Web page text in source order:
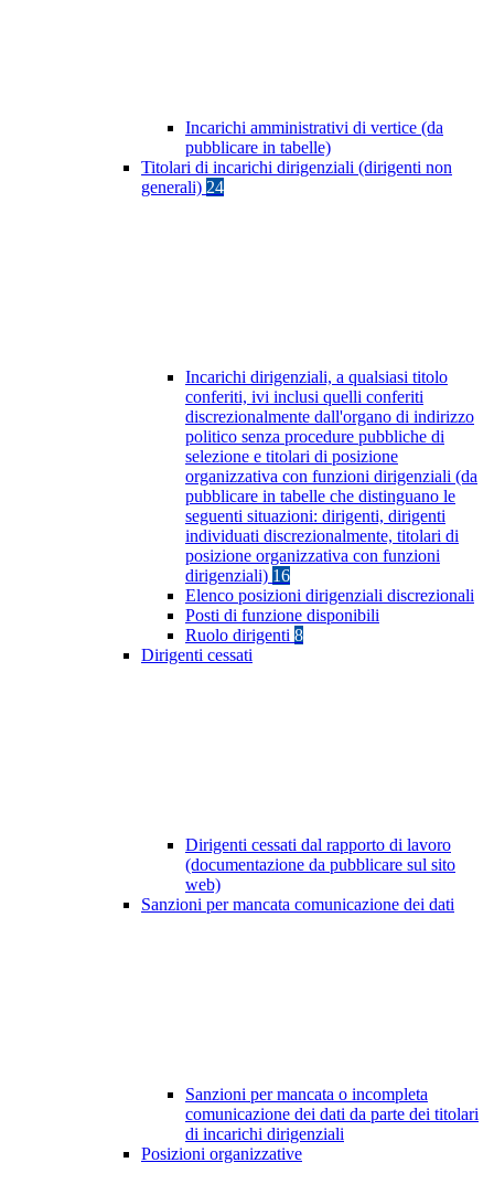
Incarichi amministrativi di vertice (da
pubblicare in tabelle)
Titolari di incarichi dirigenziali (dirigenti non
generali) 24
Incarichi dirigenziali, a qualsiasi titolo
conferiti, ivi inclusi quelli conferiti
discrezionalmente dall'organo di indirizzo
politico senza procedure pubbliche di
selezione e titolari di posizione
organizzativa con funzioni dirigenziali (da
pubblicare in tabelle che distinguano le
seguenti situazioni: dirigenti, dirigenti
individuati discrezionalmente, titolari di
posizione organizzativa con funzioni
dirigenziali) 16
Elenco posizioni dirigenziali discrezionali
Posti di funzione disponibili
Ruolo dirigenti 8
Dirigenti cessati
Dirigenti cessati dal rapporto di lavoro
(documentazione da pubblicare sul sito
web)
Sanzioni per mancata comunicazione dei dati
Sanzioni per mancata o incompleta
comunicazione dei dati da parte dei titolari
di incarichi dirigenziali
Posizioni organizzative